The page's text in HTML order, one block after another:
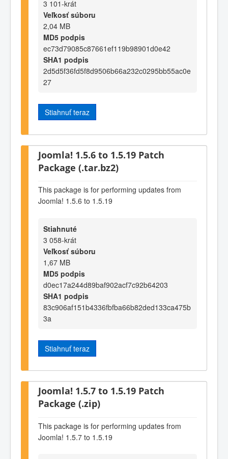
3 101-krát
Veľkosť súboru
2,04 MB
MD5 podpis
ec73d79085c87661ef119b98901d0e42
SHA1 podpis
2d5d5f36fd5f8d9506b66a232c0295bb55ac0e
27
Stiahnuť teraz
Joomla! 1.5.6 to 1.5.19 Patch
Package (.tar.bz2)
This package is for performing updates from
Joomla! 1.5.6 to 1.5.19
Stiahnuté
3 058-krát
Veľkosť súboru
1,67 MB
MD5 podpis
d0ec17a244d89baf902acf7c92b64203
SHA1 podpis
83c906af151b4336fbfba66b82ded133ca475b
3a
Stiahnuť teraz
Joomla! 1.5.7 to 1.5.19 Patch
Package (.zip)
This package is for performing updates from
Joomla! 1.5.7 to 1.5.19